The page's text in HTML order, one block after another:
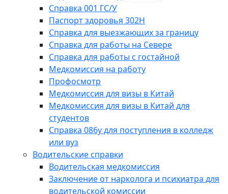
Справка 001 ГС/У
Паспорт здоровья 302Н
Справка для выезжающих за границу
Справка для работы на Севере
Справка для работы с гостайной
Медкомиссия на работу
Профосмотр
Медкомиссия для визы в Китай
Медкомиссия для визы в Китай для
студентов
Справка 086у для поступления в колледж
или вуз
Водительские справки
Водительская медкомиссия
Заключение от нарколога и психиатра для
водительской комиссии